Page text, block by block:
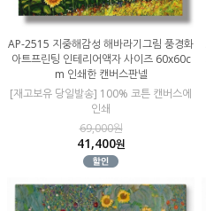
AP-2515 지중해감성 해바라기그림 풍경화
아트프린팅 인테리어액자 사이즈 60x60c
m 인쇄한 캔버스판넬
[재고보유 당일발송] 100% 코튼 캔버스에
인쇄
69,000원
41,400원